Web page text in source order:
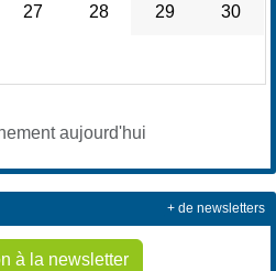
27 28 29 30
aujourd'hui
à la newsletter
+ de newsletters